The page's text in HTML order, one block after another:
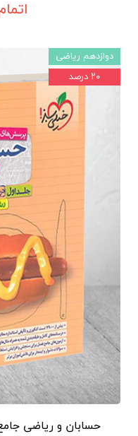
حسابان و ریاضی
دوازدهم ریاضی
۲۰ درصد